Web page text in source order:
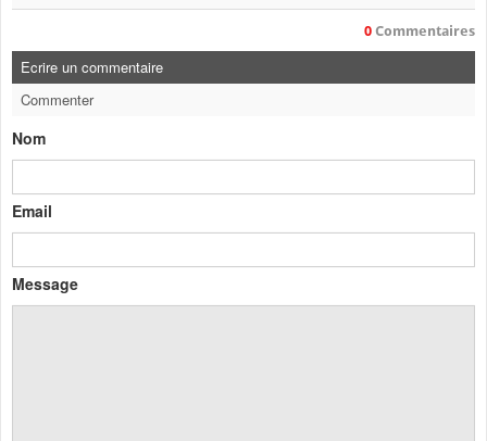
0 Commentaires
Ecrire un commentaire
Commenter
Nom
Email
Message